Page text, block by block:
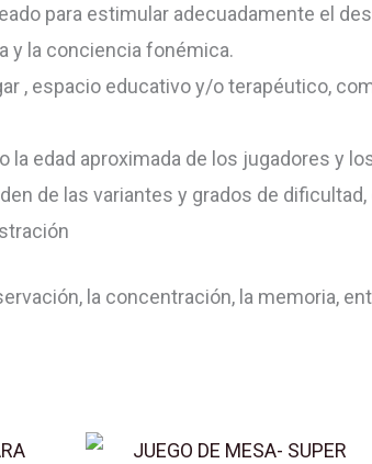
CONCIENCIA
FONOLÓGICA
cantidad
para estimular adecuadamente el
y la conciencia fonémica.
, espacio educativo y/o terapéutico,
edad aproximada de los jugadores y
de las variantes y grados de
la concentración, la memoria,